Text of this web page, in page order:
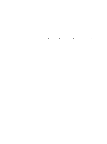
que actualmente integra